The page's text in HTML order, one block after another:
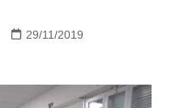
29/11/2019